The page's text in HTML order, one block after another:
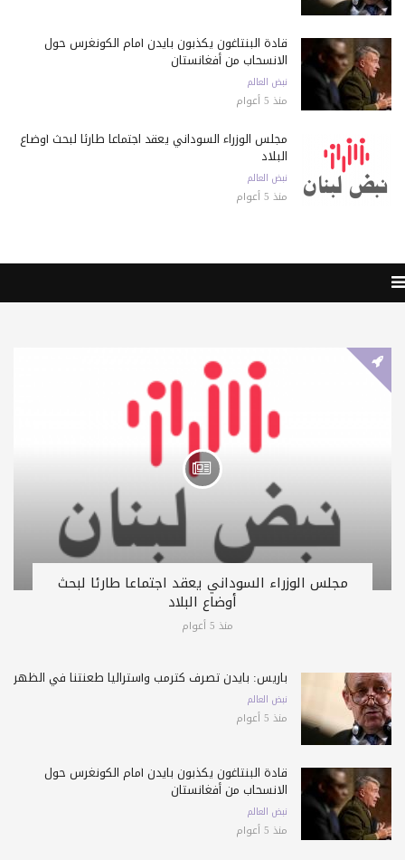
قادة البنتاغون يكذبون بايدن أمام الكونغرس حول
الانسحاب من أفغانستان
نبض العالم
منذ 5 أعوام
مجلس الوزراء السوداني يعقد اجتماعا طارئا لبحث أوضاع
البلاد
نبض العالم
منذ 5 أعوام
مجلس الوزراء السوداني يعقد اجتماعا طارئا لبحث
أوضاع البلاد
منذ 5 أعوام
باريس: بايدن تصرف كترمب وأستراليا طعنتنا في الظهر
نبض العالم
منذ 5 أعوام
قادة البنتاغون يكذبون بايدن أمام الكونغرس حول
الانسحاب من أفغانستان
نبض العالم
منذ 5 أعوام